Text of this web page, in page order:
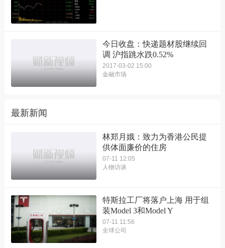
今日收盘：快递题材股继续回
调 沪指跳水跌0.52%
2017-03-02 15:00
金融市场
最新新闻
林郑月娥：致力为香港公民提
供体面廉价的住房
07-11 12:05
人物访谈
特斯拉工厂将落户上海 用于组
装Model 3和Model Y
07-11 11:56
全球公司